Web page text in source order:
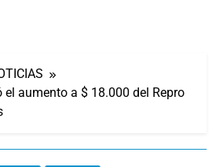
el aumento a $ 18.000 del Repro